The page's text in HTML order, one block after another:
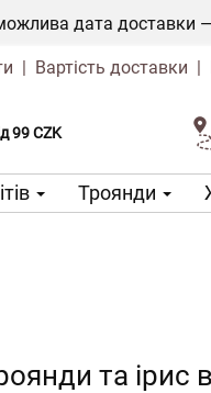
дата доставки —
| Вартість доставки |
99 CZK
доставки
Троянди
та ірис